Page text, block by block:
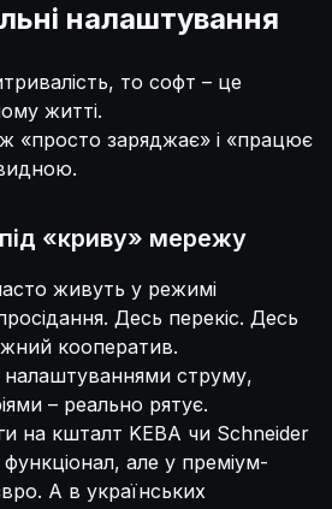
налаштування
то софт – це
житті.
«просто заряджає» і «працює
«криву» мережу
живуть у режимі
Десь перекіс. Десь
кооператив.
налаштуваннями струму,
– реально рятує.
на кшталт KEBA чи Schneider
але у преміум-
А в українських